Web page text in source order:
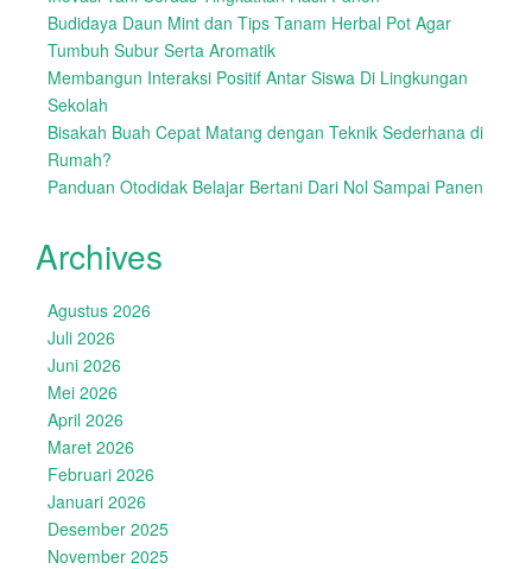
Budidaya Daun Mint dan Tips Tanam Herbal Pot Agar
Tumbuh Subur Serta Aromatik
Membangun Interaksi Positif Antar Siswa Di Lingkungan
Sekolah
Bisakah Buah Cepat Matang dengan Teknik Sederhana di
Rumah?
Panduan Otodidak Belajar Bertani Dari Nol Sampai Panen
Archives
Agustus 2026
Juli 2026
Juni 2026
Mei 2026
April 2026
Maret 2026
Februari 2026
Januari 2026
Desember 2025
November 2025